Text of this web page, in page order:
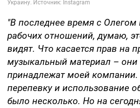
"В последнее время с Олегом
рабочих отношений, думаю,
видят. Что касается прав на
музыкальный материал – они
принадлежат моей
перепевку и использование
было несколько. Но на